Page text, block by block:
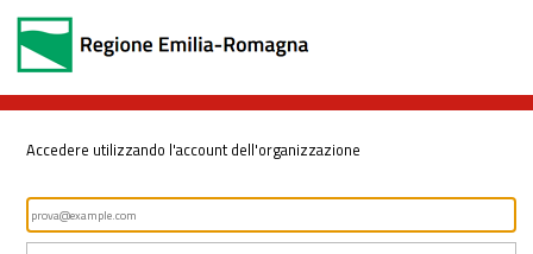
Accedere utilizzando l'account dell'organizzazione